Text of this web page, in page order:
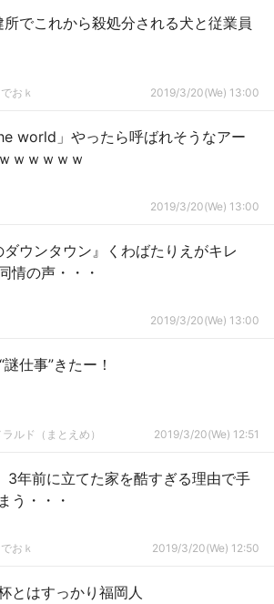
所でこれから殺処分される犬と従業員
おｋ 2019/3/20(We) 13:00
world」やったら呼ばれそうなアー
ｗｗｗｗｗ
2019/3/20(We) 13:00
ダウンタウン』くわばたりえがキレ
情の声・・・
2019/3/20(We) 13:00
仕事”きたー！
ルド（まとえめ） 2019/3/20(We) 12:51
3年前に立てた家を酷すぎる理由で手
う・・・
おｋ 2019/3/20(We) 12:50
とはすっかり福岡人